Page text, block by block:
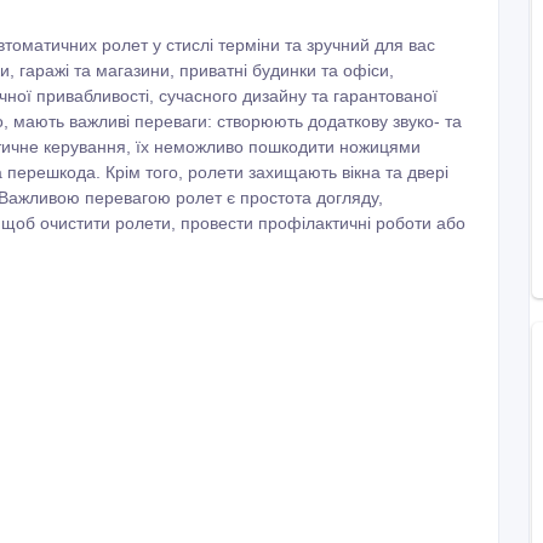
ролет у стислі терміни та зручний для вас
гаражі та магазини, приватні будинки та офіси,
привабливості, сучасного дизайну та гарантованої
мають важливі переваги: створюють додаткову звуко- та
керування, їх неможливо пошкодити ножицями
Крім того, ролети захищають вікна та двері
перевагою ролет є простота догляду,
щоб очистити ролети, провести профілактичні роботи або